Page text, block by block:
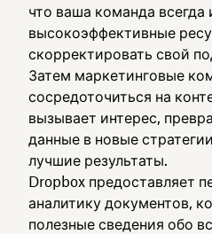
что ваша команда всегда
высокоэффективные
скорректировать свой
Затем маркетинговые
сосредоточиться на
вызывает интерес,
данные в новые
лучшие результаты.
Dropbox предоставляет
аналитику документов,
полезные сведения обо